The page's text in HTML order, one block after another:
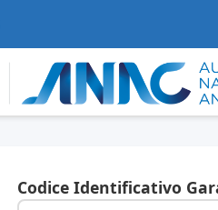
Codice Identificativo